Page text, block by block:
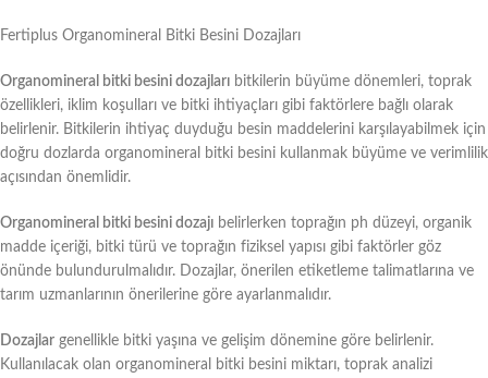
Fertiplus Organomineral Bitki Besini Dozajları
Organomineral bitki besini dozajları bitkilerin büyüme dönemleri, toprak
özellikleri, iklim koşulları ve bitki ihtiyaçları gibi faktörlere bağlı olarak
belirlenir. Bitkilerin ihtiyaç duyduğu besin maddelerini karşılayabilmek için
doğru dozlarda organomineral bitki besini kullanmak büyüme ve verimlilik
açısından önemlidir.
Organomineral bitki besini dozajı belirlerken toprağın ph düzeyi, organik
madde içeriği, bitki türü ve toprağın fiziksel yapısı gibi faktörler göz
önünde bulundurulmalıdır. Dozajlar, önerilen etiketleme talimatlarına ve
tarım uzmanlarının önerilerine göre ayarlanmalıdır.
Dozajlar genellikle bitki yaşına ve gelişim dönemine göre belirlenir.
Kullanılacak olan organomineral bitki besini miktarı, toprak analizi